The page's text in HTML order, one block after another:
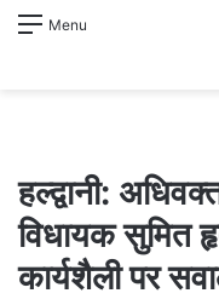
Menu
हल्द्वानी:
विधायक सुमित
कार्यशैली पर